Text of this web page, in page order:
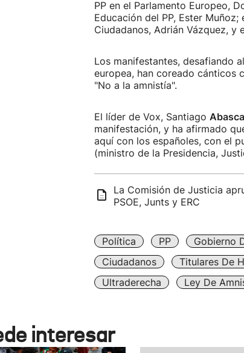
PP en el Parlamento Europeo,
Educación del PP, Ester
Ciudadanos, Adrián Vázquez,
Los manifestantes, desafiando
europea, han coreado cánticos
"No a la amnistía".
El líder de Vox, Santiago
manifestación, y ha afirmado
aquí con los españoles, con el
(ministro de la Presidencia,
La Comisión de Justicia
PSOE, Junts y ERC
Política PP Gobierno
Ciudadanos
Titulares De
Ultraderecha
Ley De
interesar